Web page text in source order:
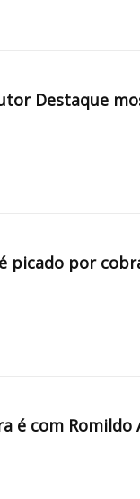
Destaque
picado por
é com Romildo